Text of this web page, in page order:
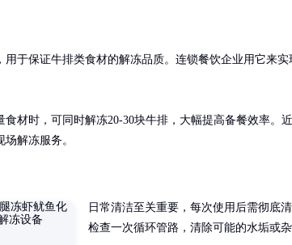
用于保证牛排类食材的解冻品质。连锁餐饮企业用它来
食材时，可同时解冻20-30块牛排，大幅提高备餐效率。
解冻服务。
日常清洁至关重要，每次使用后需彻底
检查一次循环管路，清除可能的水垢或杂